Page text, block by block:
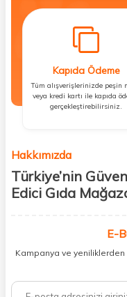
Kapıda Ödeme
Tüm alışverişlerinizde peşin
veya kredi kartı ile kapıda
gerçekleştirebilirsiniz.
Hakkımızda
Türkiye’nin
Edici Gıda
kişisel bakım hem de
buluşturuyoruz. Artık
ihtiyacınız olan her şeyi tek
%100 orijinal kozmetik ve
E-
Kampanya ve